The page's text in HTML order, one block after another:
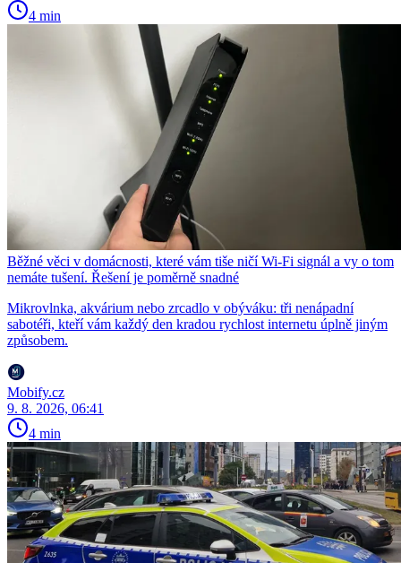
4 min
Běžné věci v domácnosti, které vám tiše ničí Wi-Fi signál a vy o tom
nemáte tušení. Řešení je poměrně snadné
Mikrovlnka, akvárium nebo zrcadlo v obýváku: tři nenápadní
sabotéři, kteří vám každý den kradou rychlost internetu úplně jiným
způsobem.
Mobify.cz
9. 8. 2026, 06:41
4 min